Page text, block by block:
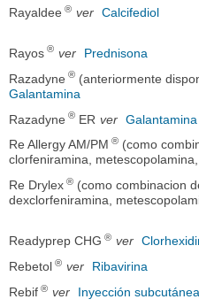
Rayaldee ® ver Calcifediol
Rayos ® ver
Prednisona
Razadyne ® (anteriormente
Galantamina
Razadyne ® ER ver Galantamina
Re Allergy AM/PM ® (como
clorfeniramina,
Re Drylex ® (como combinacion
dexclorfeniramina,
Readyprep CHG ® ver
Rebetol ® ver
Ribavirina
Rebif ® ver
Inyección